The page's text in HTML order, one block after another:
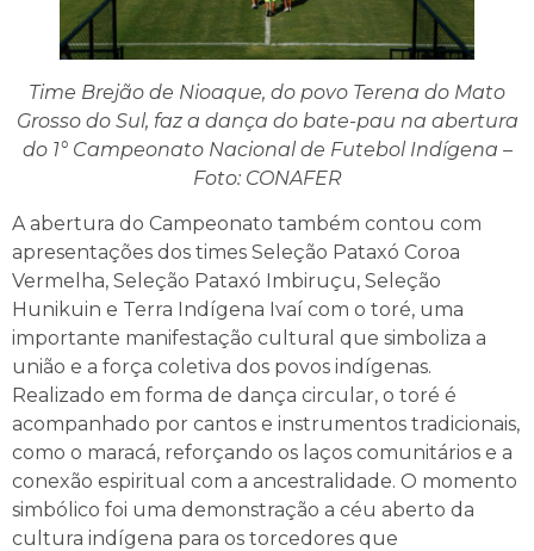
Time Brejão de Nioaque, do povo Terena do Mato
Grosso do Sul, faz a dança do bate-pau na abertura
do 1° Campeonato Nacional de Futebol Indígena –
Foto: CONAFER
A abertura do Campeonato também contou com
apresentações dos times Seleção Pataxó Coroa
Vermelha, Seleção Pataxó Imbiruçu, Seleção
Hunikuin e Terra Indígena Ivaí com o toré, uma
importante manifestação cultural que simboliza a
união e a força coletiva dos povos indígenas.
Realizado em forma de dança circular, o toré é
acompanhado por cantos e instrumentos tradicionais,
como o maracá, reforçando os laços comunitários e a
conexão espiritual com a ancestralidade. O momento
simbólico foi uma demonstração a céu aberto da
cultura indígena para os torcedores que